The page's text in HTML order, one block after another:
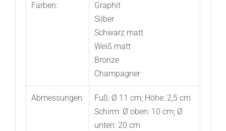
Farben:
Graphit
Silber
Schwarz matt
Weiß matt
Bronze
Champagner
Abmessungen:
Fuß: Ø 11 cm; Höhe: 2,5 cm
Schirm: Ø oben: 10 cm; Ø
unten: 20 cm